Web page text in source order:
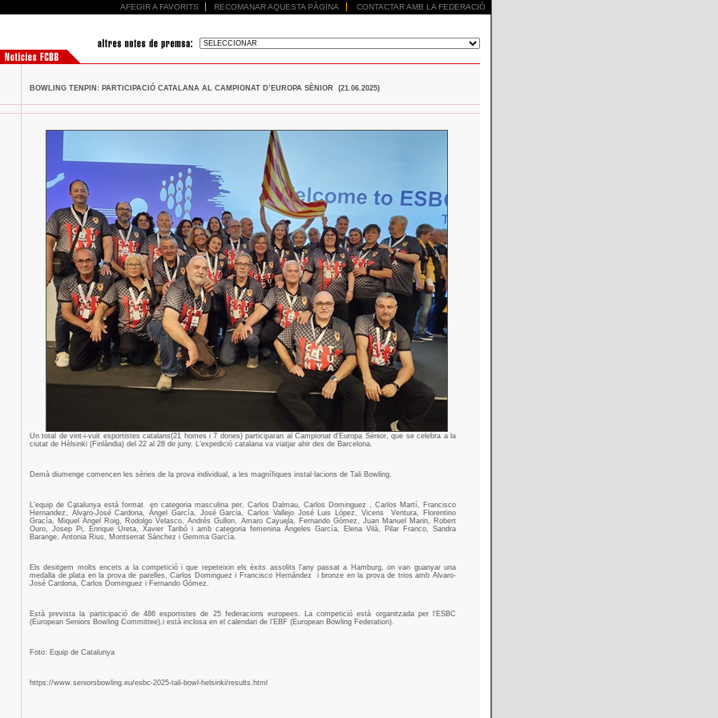
AFEGIR A FAVORITS RECOMANAR AQUESTA PÀGINA CONTACTAR AMB LA FEDERACIÓ
BOWLING TENPIN: PARTICIPACIÓ CATALANA AL CAMPIONAT D’EUROPA SÈNIOR (21.06.2025)
Un total de vint-i-vuit esportistes catalans(21 homes i 7 dones) participaran al Campionat d’Europa Sènior, que se celebra a la
ciutat de Hèlsinki (Finlàndia) del 22 al 28 de juny. L’expedició catalana va viatjar ahir des de Barcelona.
Demà diumenge comencen les sèries de la prova individual, a les magnífiques instal·lacions de Tali Bowling.
L’equip de Catalunya està format
en categoria masculina per, Carlos Dalmau, Carlos Dominguez , Carlos Martí, Francisco
Hernandez, Álvaro-José Cardona, Ángel García, José Garcia, Carlos Vallejo José Luis López, Vicens
Ventura, Florentino
Gracía, Miquel Àngel Roig, Rodolgo Velasco, Andrés Gullon, Amaro Cayuela, Fernando Gómez, Juan Manuel Marin, Robert
Ouro, Josep Pi, Enrique Ureta, Xavier Taribó i amb categoria femenina Ángeles García, Elena Vilà, Pilar Franco, Sandra
Barange, Antonia Rius, Montserrat Sánchez i Gemma García.
Els desitgem molts encets a la competició i que repeteixin els èxits assolits l’any passat a Hamburg, on van guanyar una
medalla de plata en la prova de parelles, Carlos Dominguez i Francisco Hernández
i bronze en la prova de trios amb Alvaro-
José Cardona, Carlos Dominguez i Fernando Gómez.
Està prevista la participació de 486 esportistes de 25 federacions europees. La competició està organitzada per l’ESBC
(European Seniors Bowling Committee),i està inclosa en el calendari de l’EBF (European Bowling Federation).
Foto: Equip de Catalunya
https://www.seniorsbowling.eu/esbc-2025-tali-bowl-helsinki/results.html